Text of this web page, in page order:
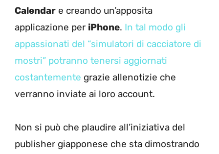
Calendar e creando un’apposita
applicazione per iPhone. In tal modo gli
appassionati del “simulatori di cacciatore di
mostri” potranno tenersi aggiornati
costantemente grazie allenotizie che
verranno inviate ai loro account.
Non si può che plaudire all’iniziativa del
publisher giapponese che sta dimostrando